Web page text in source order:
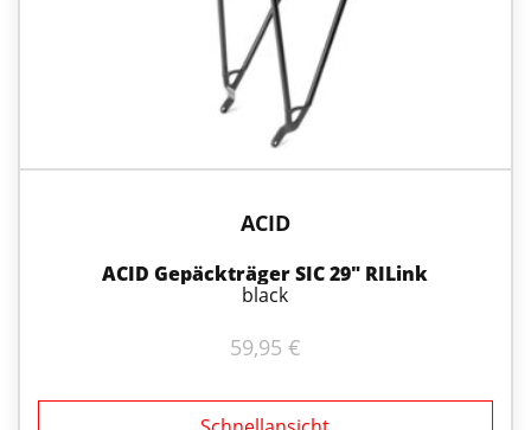
ACID
ACID Gepäckträger SIC 29″ RILink
black
59,95 €